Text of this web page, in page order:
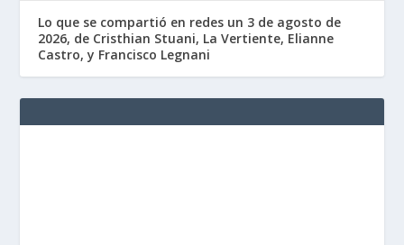
Lo que se compartió en redes un 3 de agosto de
2026, de Cristhian Stuani, La Vertiente, Elianne
Castro, y Francisco Legnani